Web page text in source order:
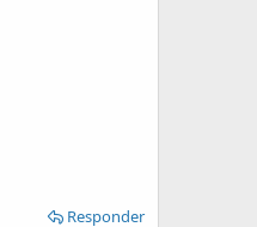
Responder